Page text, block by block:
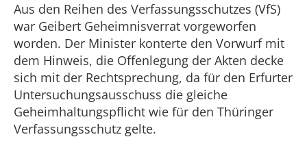
Aus den Reihen des Verfassungsschutzes (VfS)
war Geibert Geheimnisverrat vorgeworfen
worden. Der Minister konterte den Vorwurf mit
dem Hinweis, die Offenlegung der Akten decke
sich mit der Rechtsprechung, da für den Erfurter
Untersuchungsausschuss die gleiche
Geheimhaltungspflicht wie für den Thüringer
Verfassungsschutz gelte.